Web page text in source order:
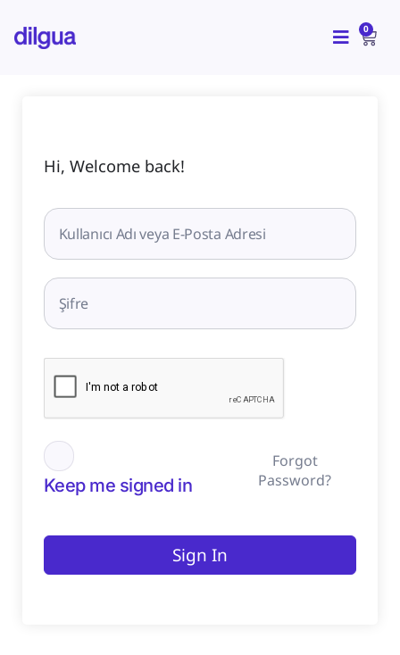
atla
0
Hi, Welcome back!
Keep me signed in
Forgot
Password?
Sign In